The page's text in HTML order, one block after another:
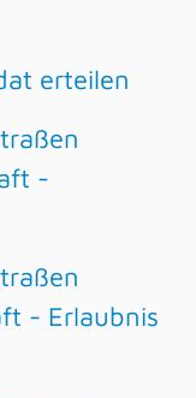
erteilen
-
- Erlaubnis